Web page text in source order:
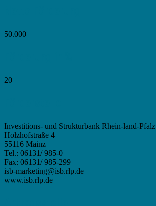
50.000
20
Investitions- und Strukturbank Rhein-land-
Holzhofstraße 4
55116 Mainz
Tel.: 06131/ 985-0
Fax: 06131/ 985-299
isb-marketing@isb.rlp.de
www.isb.rlp.de